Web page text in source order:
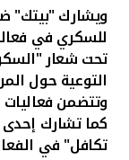
المملكة
مملكة
ويشارك "بيتك"
للسكري في
تحت شعار
التوعية حول
وتتضمن
كما تشارك
تكافل" في